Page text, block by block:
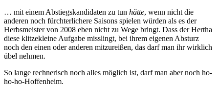
… mit einem Abstiegskandidaten zu tun hätte, wenn nicht die
anderen noch fürchterlichere Saisons spielen würden als es der
Herbsmeister von 2008 eben nicht zu Wege bringt. Dass der Hertha
diese klitzekleine Aufgabe misslingt, bei ihrem eigenen Absturz
noch den einen oder anderen mitzureißen, das darf man ihr wirklich
übel nehmen.
So lange rechnerisch noch alles möglich ist, darf man aber noch ho-
ho-ho-Hoffenheim.